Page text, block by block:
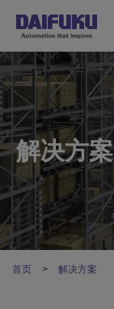
解决方案
首页 解决方案